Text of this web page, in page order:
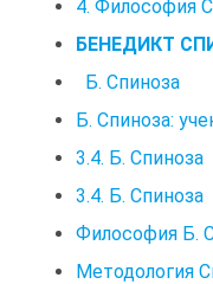
4. Философия
БЕНЕДИКТ
Б. Спиноза
Б. Спиноза:
3.4. Б. Спиноза
3.4. Б. Спиноза
Философия Б.
Методология